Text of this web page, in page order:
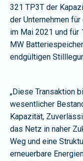
321 TP3T der
der Unternehmen
im Mai 2021 und für
MW
endgültigen
„Diese Transaktion
wesentlicher
Kapazität,
das Netz in naher
Weg und eine
erneuerbare